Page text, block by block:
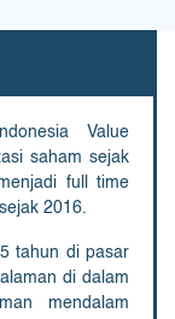
Value
saham sejak
full time
2016.
tahun di pasar
di dalam
mendalam